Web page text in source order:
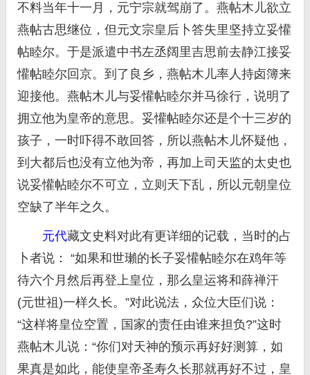
不料当年十一月，元宁宗就驾崩了。燕帖木儿欲立
燕帖古思继位，但元文宗皇后卜答失里坚持立妥懽
帖睦尔。于是派遣中书左丞阔里吉思前去静江接妥
懽帖睦尔回京。到了良乡，燕帖木儿率人持卤簿来
迎接他。燕帖木儿与妥懽帖睦尔并马徐行，说明了
拥立他为皇帝的意思。妥懽帖睦尔还是个十三岁的
孩子，一时吓得不敢回答，所以燕帖木儿怀疑他，
到大都后也没有立他为帝，再加上司天监的太史也
说妥懽帖睦尔不可立，立则天下乱，所以元朝皇位
空缺了半年之久。
元代藏文史料对此有更详细的记载，当时的占
卜者说： “如果和世瓎的长子妥懽帖睦尔在鸡年等
待六个月然后再登上皇位，那么皇运将和薛禅汗
(元世祖)一样久长。”对此说法，众位大臣们说：
“这样将皇位空置，国家的责任由谁来担负?”这时
燕帖木儿说：“你们对天神的预示再好好测算，如
果真是如此，能使皇帝圣寿久长那就再好不过，皇